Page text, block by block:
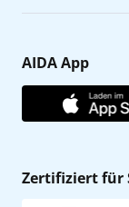
Karriere
Verhaltens- &
Gästefragebogen
AIDA Club
AIDA App
AIDA App
Zertifiziert für